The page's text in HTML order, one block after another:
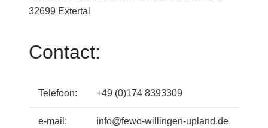
32699 Extertal
Contact:
Telefoon: +49 (0)174 8393309
e-mail: info@fewo-willingen-upland.de